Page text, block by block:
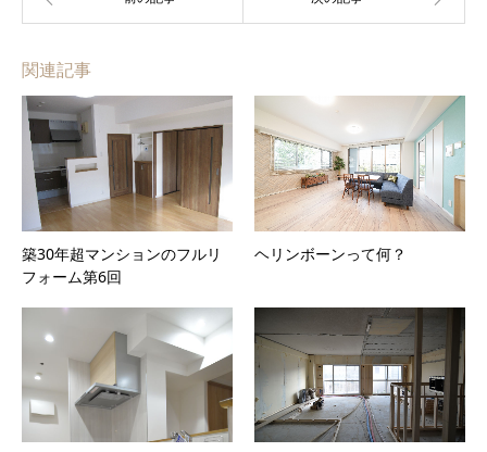
関連記事
築30年超マンションのフルリ
フォーム第6回
ヘリンボーンって何？